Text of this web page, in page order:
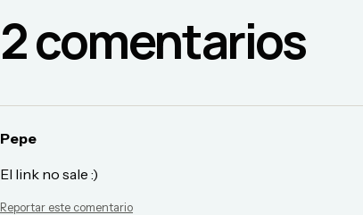
2comentarios
Pepe
El link no sale :)
Reportar este comentario